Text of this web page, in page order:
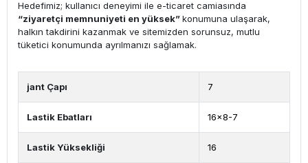
Hedefimiz; kullanıcı deneyimi ile e-ticaret camiasında
“ziyaretçi memnuniyeti en yüksek”konumuna ulaşarak,
halkın takdirini kazanmak ve sitemizden sorunsuz, mutlu
tüketici konumunda ayrılmanızı sağlamak.
jant Çapı 7
Lastik Ebatları 16x8-7
Lastik Yüksekliği 16